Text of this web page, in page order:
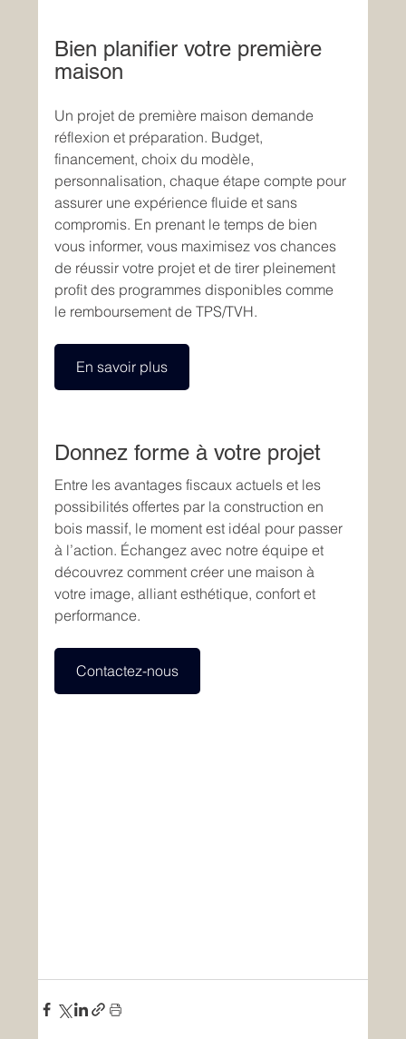
Bien planifier votre première
maison
Un projet de première maison demande
réflexion et préparation. Budget,
financement, choix du modèle,
personnalisation, chaque étape compte pour
assurer une expérience fluide et sans
compromis. En prenant le temps de bien
vous informer, vous maximisez vos chances
de réussir votre projet et de tirer pleinement
profit des programmes disponibles comme
le remboursement de TPS/TVH.
En savoir plus
Donnez forme à votre projet
Entre les avantages fiscaux actuels et les
possibilités offertes par la construction en
bois massif, le moment est idéal pour passer
à l’action. Échangez avec notre équipe et
découvrez comment créer une maison à
votre image, alliant esthétique, confort et
performance.
Contactez-nous